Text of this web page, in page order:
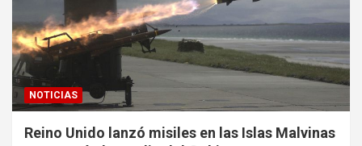
NOTICIAS
Reino Unido lanzó misiles en las Islas Malvinas